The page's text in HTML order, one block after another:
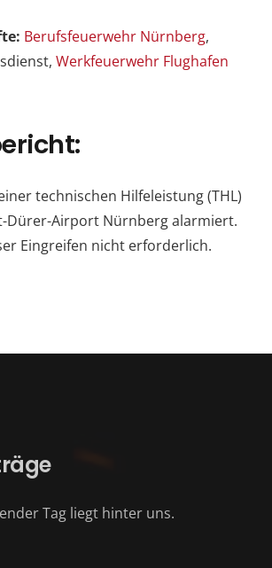
Berufsfeuerwehr Nürnberg,
Werkfeuerwehr Flughafen
technischen Hilfeleistung (THL)
Dürer-Airport Nürnberg alarmiert.
Eingreifen nicht erforderlich.
Tag liegt hinter uns.